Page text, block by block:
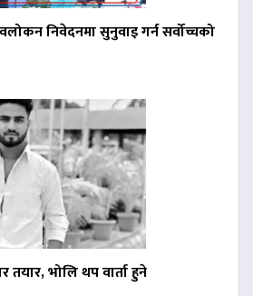
निवेदनमा सुनुवाइ गर्न सर्वोच्चको
तयार, भोलि थप वार्ता हुने